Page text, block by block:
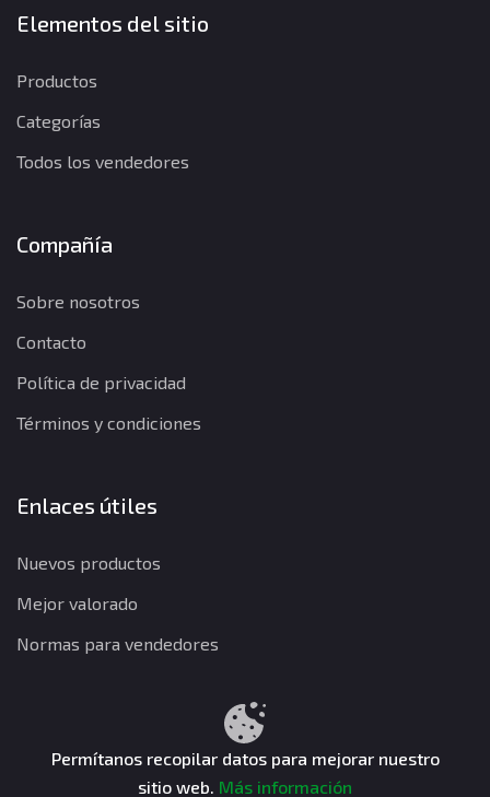
Elementos del sitio
Productos
Categorías
Todos los vendedores
Compañía
Sobre nosotros
Contacto
Política de privacidad
Términos y condiciones
Enlaces útiles
Nuevos productos
Mejor valorado
Normas para vendedores
Términos y condiciones
CuentasGO © 2026. Todos los derechos reservados.
Permítanos recopilar datos para mejorar nuestro
sitio web. Más información